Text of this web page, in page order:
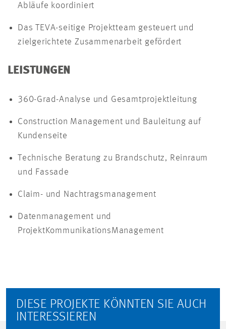
Abläufe koordiniert
Das TEVA-seitige Projektteam gesteuert und
zielgerichtete Zusammenarbeit gefördert
LEISTUNGEN
360-Grad-Analyse und Gesamtprojektleitung
Construction Management und Bauleitung auf
Kundenseite
Technische Beratung zu Brandschutz, Reinraum
und Fassade
Claim- und Nachtragsmanagement
Datenmanagement und
ProjektKommunikationsManagement
DIESE PROJEKTE KÖNNTEN SIE AUCH
INTERESSIEREN